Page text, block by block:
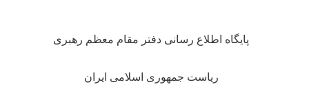
پایگاه اطلاع رسانی دفتر مقام معظم رهبری
ریاست جمهوری اسلامی ایران